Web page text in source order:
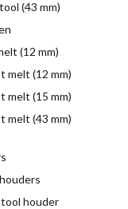
(43 mm)
(12 mm)
melt (12 mm)
melt (15 mm)
melt (43 mm)
houder